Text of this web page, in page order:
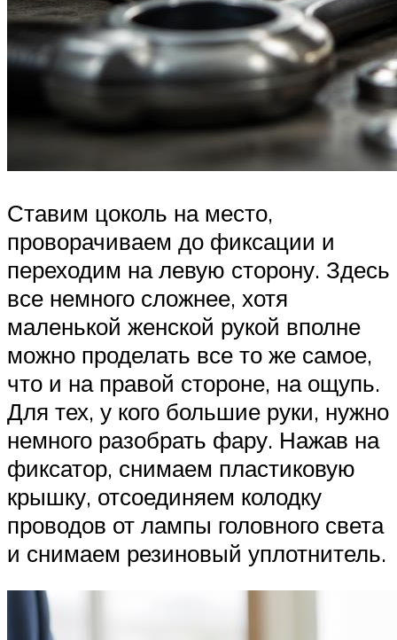
Ставим цоколь на место,
проворачиваем до фиксации и
переходим на левую сторону. Здесь
все немного сложнее, хотя
маленькой женской рукой вполне
можно проделать все то же самое,
что и на правой стороне, на ощупь.
Для тех, у кого большие руки, нужно
немного разобрать фару. Нажав на
фиксатор, снимаем пластиковую
крышку, отсоединяем колодку
проводов от лампы головного света
и снимаем резиновый уплотнитель.